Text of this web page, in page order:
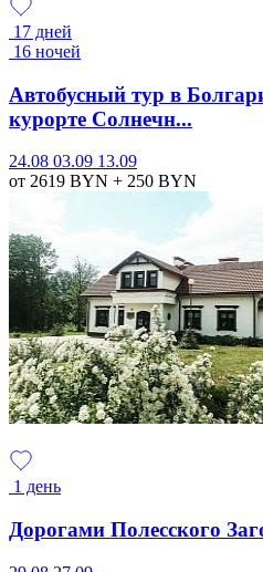
17 дней
16 ночей
Автобусный тур в
курорте Солнечн...
24.08 03.09 13.09
от 2619 BYN + 250 BYN
1 день
Дорогами Полесского